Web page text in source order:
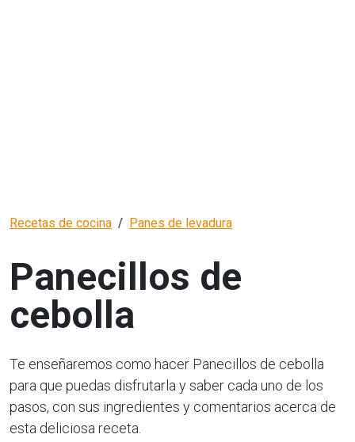
Recetas de cocina Panes de levadura
Panecillos de
cebolla
Te enseñaremos como hacer Panecillos de cebolla
para que puedas disfrutarla y saber cada uno de los
pasos, con sus ingredientes y comentarios acerca de
esta deliciosa receta.